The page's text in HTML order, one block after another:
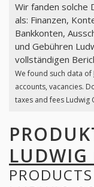
Wir fanden solche
als: Finanzen,
Bankkonten,
und Gebühren
vollständigen
We found such data of
accounts, vacancies.
taxes and fees